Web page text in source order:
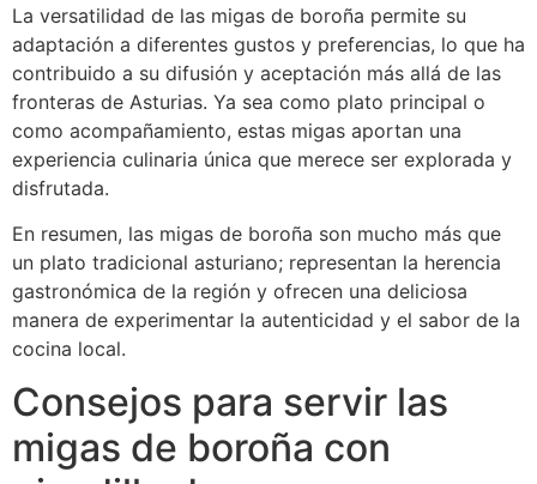
La versatilidad de las migas de boroña permite su
adaptación a diferentes gustos y preferencias, lo que ha
contribuido a su difusión y aceptación más allá de las
fronteras de Asturias. Ya sea como plato principal o
como acompañamiento, estas migas aportan una
experiencia culinaria única que merece ser explorada y
disfrutada.
En resumen, las migas de boroña son mucho más que
un plato tradicional asturiano; representan la herencia
gastronómica de la región y ofrecen una deliciosa
manera de experimentar la autenticidad y el sabor de la
cocina local.
Consejos para servir las
migas de boroña con